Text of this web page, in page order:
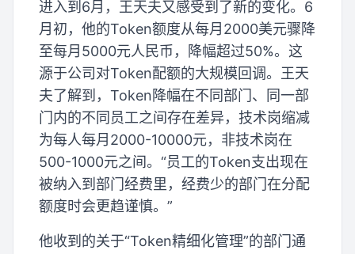
进入到6月，王天夫又感受到了新的变化。6
月初，他的Token额度从每月2000美元骤降
至每月5000元人民币，降幅超过50%。这
源于公司对Token配额的大规模回调。王天
夫了解到，Token降幅在不同部门、同一部
门内的不同员工之间存在差异，技术岗缩减
为每人每月2000-10000元，非技术岗在
500-1000元之间。“员工的Token支出现在
被纳入到部门经费里，经费少的部门在分配
额度时会更趋谨慎。”
他收到的关于“Token精细化管理”的部门通